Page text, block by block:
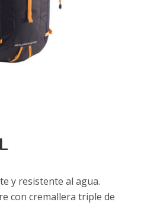
y resistente al agua.
con cremallera triple de